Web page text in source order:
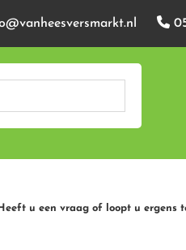
u een vraag of loopt u ergens